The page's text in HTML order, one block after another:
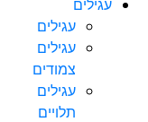
עגילים
עגילים
עגילים
צמודים
עגילים
תלויים